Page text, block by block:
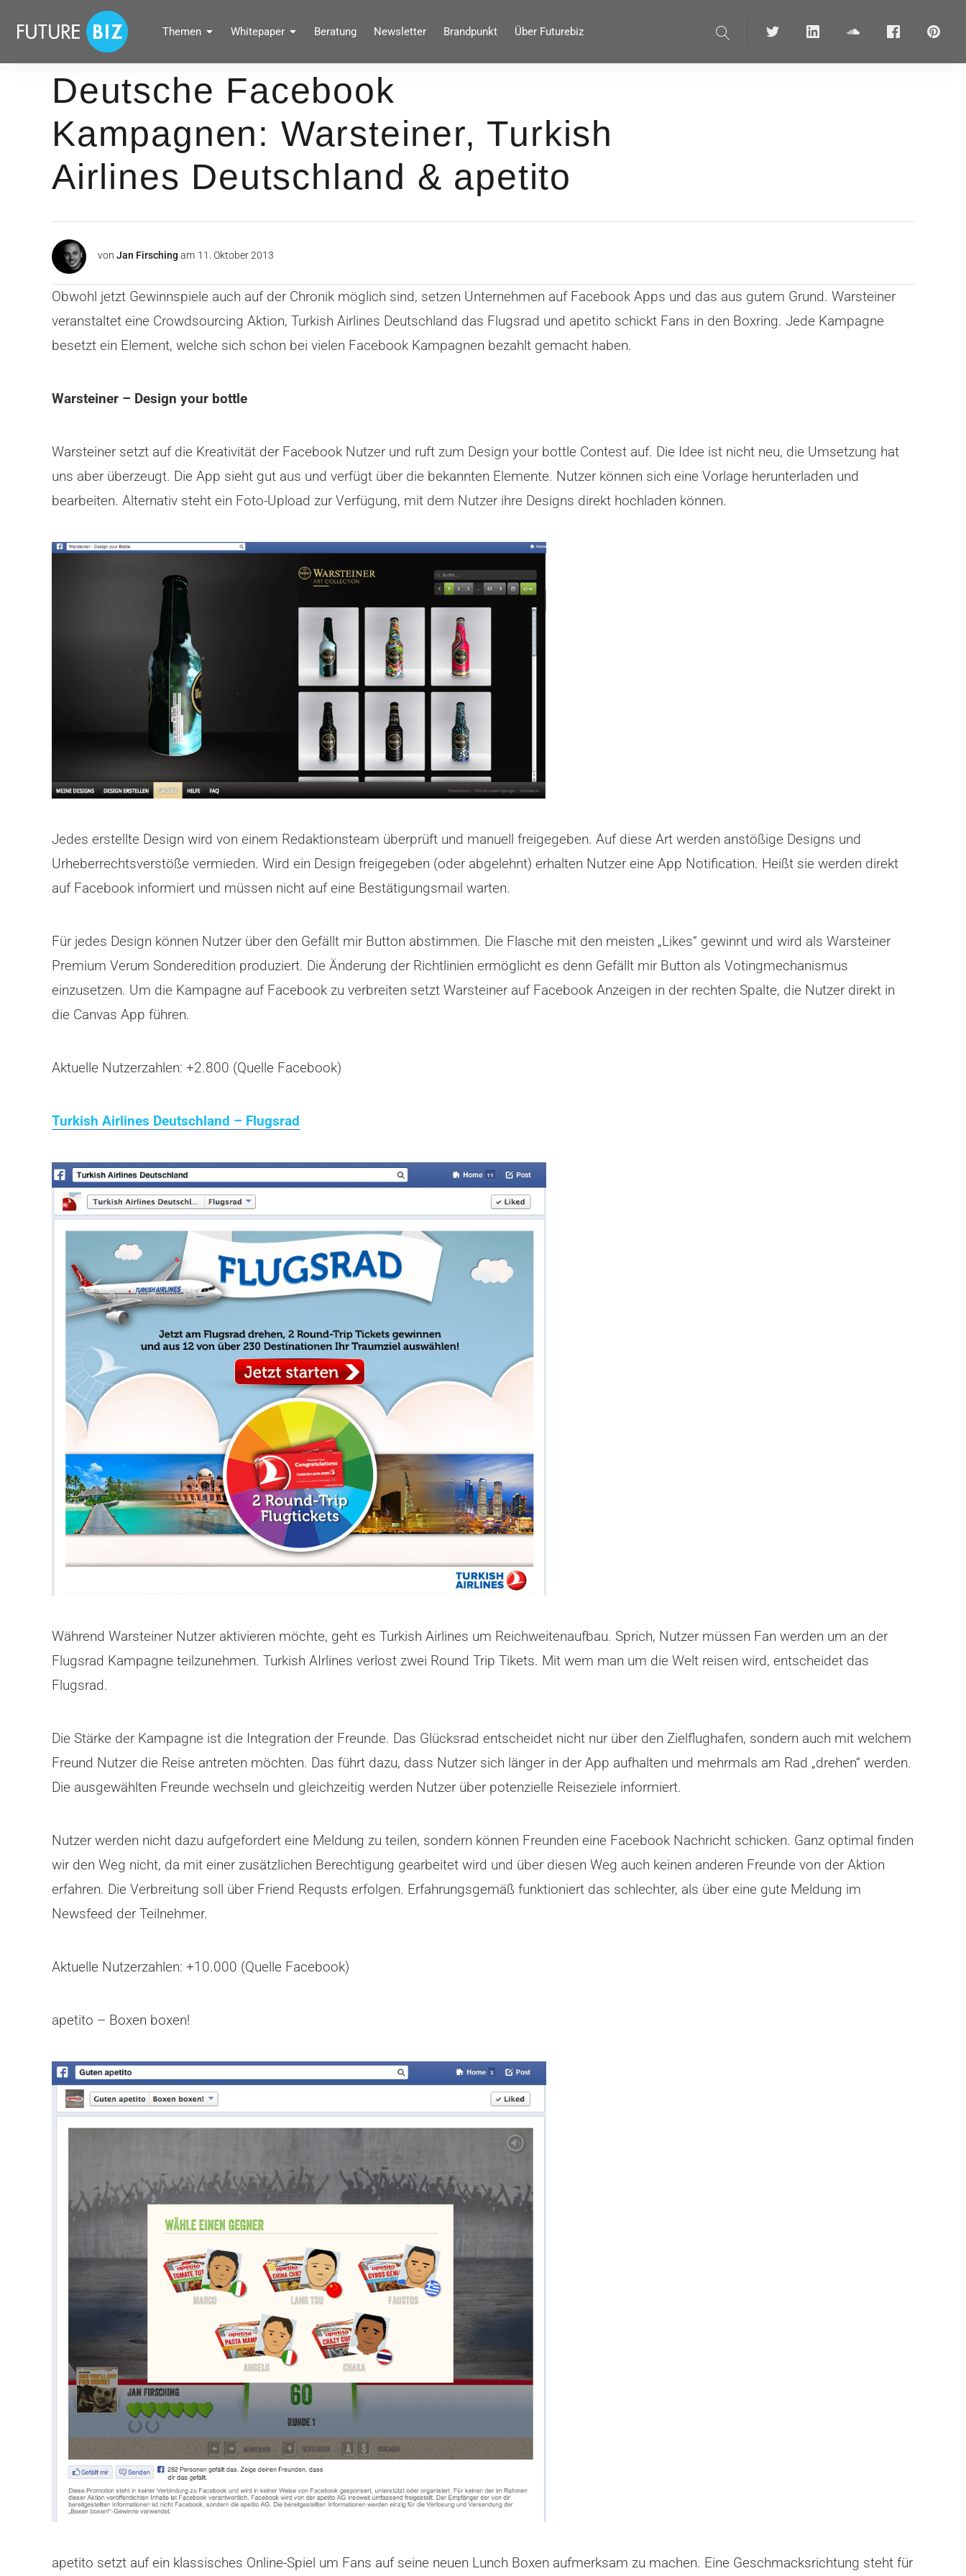
überspringen
FUTUREBIZ
Social Media Marketing Blog für Unternehmen by BRANDPUNKT
Themen Whitepaper Beratung Newsletter Brandpunkt Über Futurebiz
Suche Twitter linkedin soundcloudFacebook
Deutsche Facebook
Kampagnen: Warsteiner, Turkish
Airlines Deutschland & apetito
von Jan Firsching am 11. Oktober 2013
Obwohl jetzt Gewinnspiele auch auf der Chronik möglich sind, setzen Unternehmen auf Facebook Apps und das aus gutem Grund. Warsteiner
veranstaltet eine Crowdsourcing Aktion, Turkish Airlines Deutschland das Flugsrad und apetito schickt Fans in den Boxring. Jede Kampagne
besetzt ein Element, welche sich schon bei vielen Facebook Kampagnen bezahlt gemacht haben.
Warsteiner – Design your bottle
Warsteiner setzt auf die Kreativität der Facebook Nutzer und ruft zum Design your bottle Contest auf. Die Idee ist nicht neu, die Umsetzung hat
uns aber überzeugt. Die App sieht gut aus und verfügt über die bekannten Elemente. Nutzer können sich eine Vorlage herunterladen und
bearbeiten. Alternativ steht ein Foto-Upload zur Verfügung, mit dem Nutzer ihre Designs direkt hochladen können.
Jedes erstellte Design wird von einem Redaktionsteam überprüft und manuell freigegeben. Auf diese Art werden anstößige Designs und
Urheberrechtsverstöße vermieden. Wird ein Design freigegeben (oder abgelehnt) erhalten Nutzer eine App Notification. Heißt sie werden direkt
auf Facebook informiert und müssen nicht auf eine Bestätigungsmail warten.
Für jedes Design können Nutzer über den Gefällt mir Button abstimmen. Die Flasche mit den meisten „Likes“ gewinnt und wird als Warsteiner
Premium Verum Sonderedition produziert. Die Änderung der Richtlinien ermöglicht es denn Gefällt mir Button als Votingmechanismus
einzusetzen. Um die Kampagne auf Facebook zu verbreiten setzt Warsteiner auf Facebook Anzeigen in der rechten Spalte, die Nutzer direkt in
die Canvas App führen.
Aktuelle Nutzerzahlen: +2.800 (Quelle Facebook)
Turkish Airlines Deutschland – Flugsrad
Während Warsteiner Nutzer aktivieren möchte, geht es Turkish Airlines um Reichweitenaufbau. Sprich, Nutzer müssen Fan werden um an der
Flugsrad Kampagne teilzunehmen. Turkish AIrlines verlost zwei Round Trip Tikets. Mit wem man um die Welt reisen wird, entscheidet das
Flugsrad.
Die Stärke der Kampagne ist die Integration der Freunde. Das Glücksrad entscheidet nicht nur über den Zielflughafen, sondern auch mit welchem
Freund Nutzer die Reise antreten möchten. Das führt dazu, dass Nutzer sich länger in der App aufhalten und mehrmals am Rad „drehen“ werden.
Die ausgewählten Freunde wechseln und gleichzeitig werden Nutzer über potenzielle Reiseziele informiert.
Nutzer werden nicht dazu aufgefordert eine Meldung zu teilen, sondern können Freunden eine Facebook Nachricht schicken. Ganz optimal finden
wir den Weg nicht, da mit einer zusätzlichen Berechtigung gearbeitet wird und über diesen Weg auch keinen anderen Freunde von der Aktion
erfahren. Die Verbreitung soll über Friend Requsts erfolgen. Erfahrungsgemäß funktioniert das schlechter, als über eine gute Meldung im
Newsfeed der Teilnehmer.
Aktuelle Nutzerzahlen: +10.000 (Quelle Facebook)
apetito – Boxen boxen!
apetito setzt auf ein klassisches Online-Spiel um Fans auf seine neuen Lunch Boxen aufmerksam zu machen. Eine Geschmacksrichtung steht für